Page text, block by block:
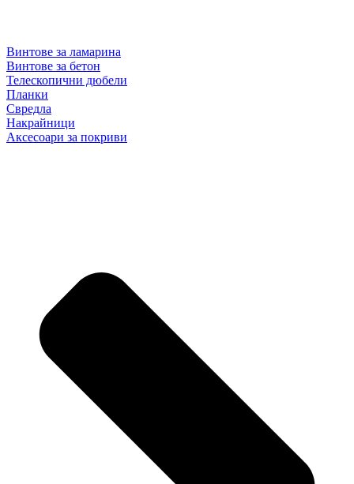
Винтове за ламарина
Винтове за бетон
Телескопични дюбели
Планки
Свредла
Накрайници
Аксесоари за покриви